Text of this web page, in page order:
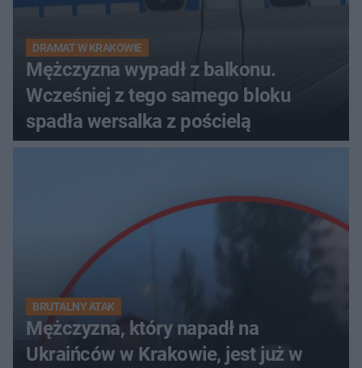
DRAMAT W KRAKOWIE
Mężczyzna wypadł z balkonu.
Wcześniej z tego samego bloku
spadła wersalka z pościelą
BRUTALNY ATAK
Mężczyzna, który napadł na
Ukraińców w Krakowie, jest już w